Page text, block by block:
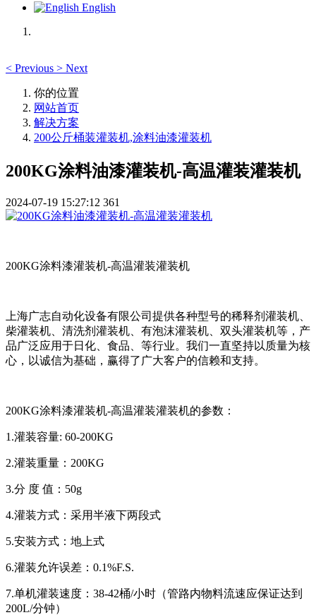
English
< Previous > Next
你的位置
网站首页
解决方案
200公斤桶装灌装机,涂料油漆灌装机
200KG涂料油漆灌装机-高温灌装灌装机
2024-07-19 15:27:12 361
200KG涂料漆灌装机-高温灌装灌装机
上海广志自动化设备有限公司提供各种型号的稀释剂灌装机、
柴灌装机、清洗剂灌装机、有泡沫灌装机、双头灌装机等，产
品广泛应用于日化、食品、等行业。我们一直坚持以质量为核
心，以诚信为基础，赢得了广大客户的信赖和支持。
200KG涂料漆灌装机-高温灌装灌装机的参数：
1.灌装容量: 60-200KG
2.灌装重量：200KG
3.分 度 值：50g
4.灌装方式：采用半液下两段式
5.安装方式：地上式
6.灌装允许误差：0.1%F.S.
7.单机灌装速度：38-42桶/小时（管路内物料流速应保证达到
200L/分钟）